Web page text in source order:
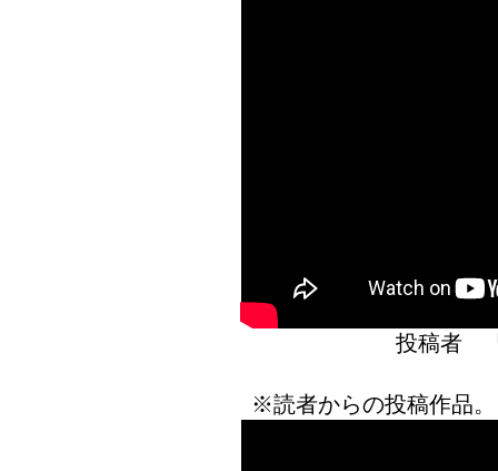
投稿者
※読者からの投稿作品